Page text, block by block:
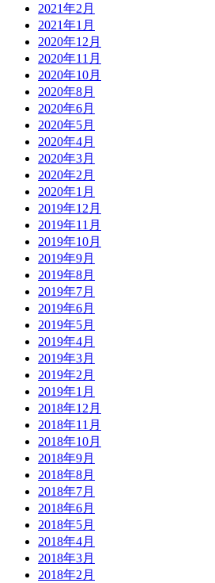
2021年2月
2021年1月
2020年12月
2020年11月
2020年10月
2020年8月
2020年6月
2020年5月
2020年4月
2020年3月
2020年2月
2020年1月
2019年12月
2019年11月
2019年10月
2019年9月
2019年8月
2019年7月
2019年6月
2019年5月
2019年4月
2019年3月
2019年2月
2019年1月
2018年12月
2018年11月
2018年10月
2018年9月
2018年8月
2018年7月
2018年6月
2018年5月
2018年4月
2018年3月
2018年2月